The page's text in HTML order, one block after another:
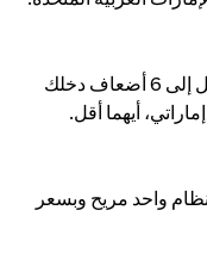
احصل على حد ائتماني عالي يصل إلى 6 أضعاف دخلك
واحد مريح وبسعر